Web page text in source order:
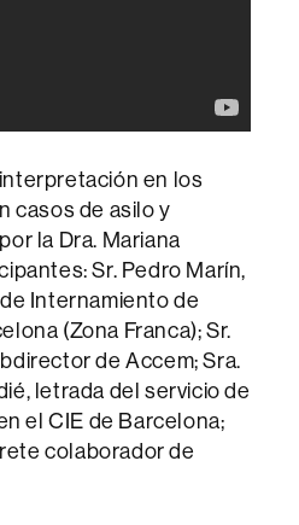
en los
casos de asilo y
la Dra. Mariana
Sr. Pedro Marín,
Internamiento de
(Zona Franca); Sr.
de Accem; Sra.
letrada del servicio de
el CIE de Barcelona;
colaborador de